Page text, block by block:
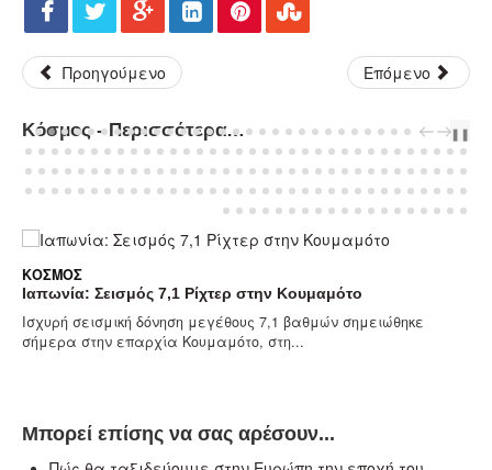
Προηγούμενο Επόμενο
Κόσμος - Περισσότερα Άρθρα... PREVNEXT
❚❚
ΚΌΣΜΟΣ
Ιαπωνία: Σεισμός 7,1 Ρίχτερ στην Κουμαμότο
Ισχυρή σεισμική δόνηση μεγέθους 7,1 βαθμών σημειώθηκε
σήμερα στην επαρχία Κουμαμότο, στη...
Μπορεί επίσης να σας αρέσουν...